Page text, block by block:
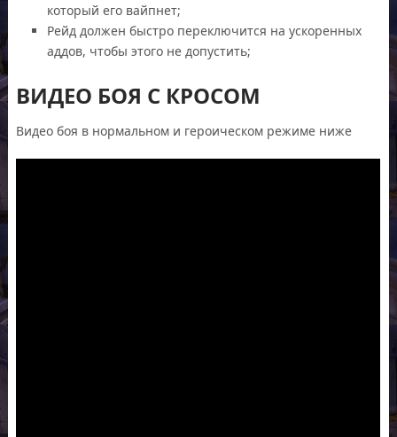
который его вайпнет;
Рейд должен быстро переключится на ускоренных
аддов, чтобы этого не допустить;
ВИДЕО БОЯ С КРОСОМ
Видео боя в нормальном и героическом режиме ниже